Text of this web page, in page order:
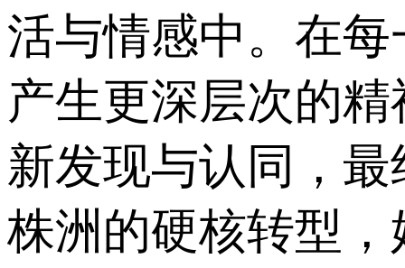
活与情感中。在
产生更深层次的
新发现与认同，
株洲的硬核转型